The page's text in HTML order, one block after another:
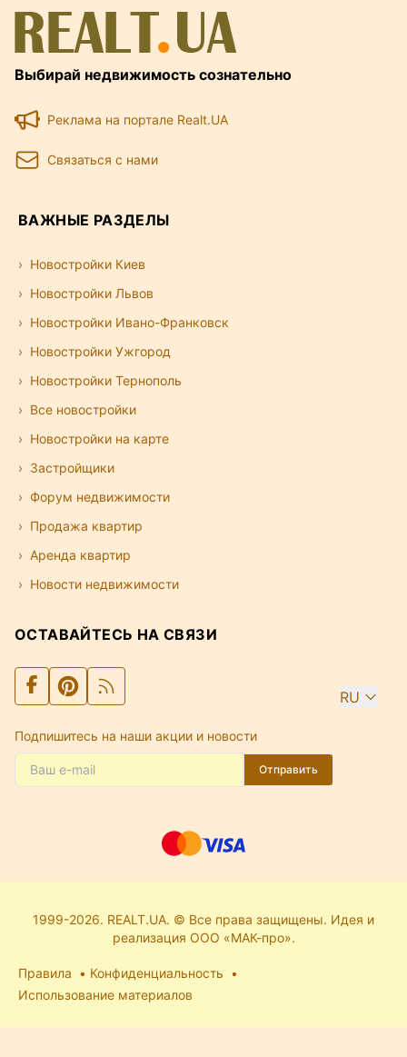
Выбирай недвижимость сознательно
Реклама на портале Realt.UA
Связаться с нами
ВАЖНЫЕ РАЗДЕЛЫ
Новостройки Киев
Новостройки Львов
Новостройки Ивано-Франковск
Новостройки Ужгород
Новостройки Тернополь
Все новостройки
Новостройки на карте
Застройщики
Форум недвижимости
Продажа квартир
Аренда квартир
Новости недвижимости
ОСТАВАЙТЕСЬ НА СВЯЗИ
RU
Подпишитесь на наши акции и новости
Отправить
1999-2026. REALT.UA. © Все права защищены. Идея и
реализация ООО «МАК-про».
Правила
Конфиденциальность
Использование материалов